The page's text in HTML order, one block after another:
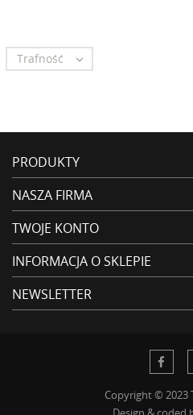
Trafność 
PRODUKTY
NASZA FIRMA
TWOJE KONTO
INFORMACJA O SKLEPIE
NEWSLETTER
Copyright © 2023